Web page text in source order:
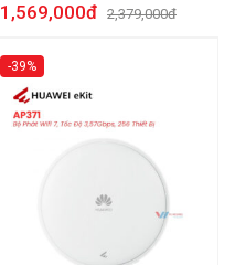
1,569,000đ 2,379,000đ
-39%